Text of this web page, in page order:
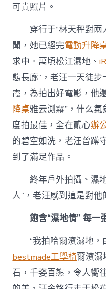
可貴照片。
穿行于“林天秤對兩
聞，她已經完電動升降
求中。萬頃松江濕地、
態長廊”，老汪一天徒
霞，為拍出好電影，他
降桌雅云測霧”，什么
度拍最佳，全在貳心辦
的碧空如洗，老汪曾蹲
到了滿足作品。
終年戶外拍攝、濕
人”，老汪感到這是對他
飽含“濕地情” 每一
“我拍哈爾濱濕地，
bestmade工學椅爾濱濕
石，千姿百態，令人嚮